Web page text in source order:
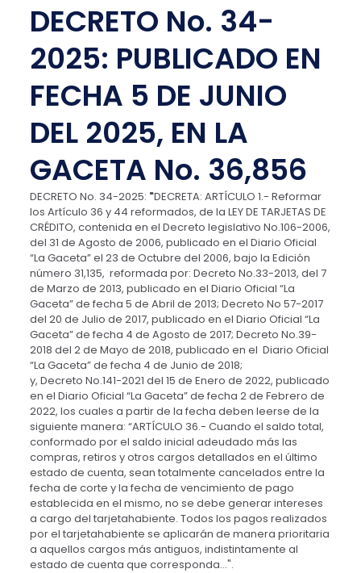
DECRETO No. 34-
2025: PUBLICADO EN
FECHA 5 DE JUNIO
DEL 2025, EN LA
GACETA No. 36,856
DECRETO No. 34-2025: "DECRETA: ARTÍCULO 1.- Reformar
los Artículo 36 y 44 reformados, de la LEY DE TARJETAS DE
CRÉDITO, contenida en el Decreto legislativo No.106-2006,
del 31 de Agosto de 2006, publicado en el Diario Oficial
“La Gaceta” el 23 de Octubre del 2006, bajo la Edición
número 31,135, reformada por: Decreto No.33-2013, del 7
de Marzo de 2013, publicado en el Diario Oficial “La
Gaceta” de fecha 5 de Abril de 2013; Decreto No 57-2017
del 20 de Julio de 2017, publicado en el Diario Oficial “La
Gaceta” de fecha 4 de Agosto de 2017; Decreto No.39-
2018 del 2 de Mayo de 2018, publicado en el Diario Oficial
“La Gaceta” de fecha 4 de Junio de 2018;
y, Decreto No.141-2021 del 15 de Enero de 2022, publicado
en el Diario Oficial “La Gaceta” de fecha 2 de Febrero de
2022, los cuales a partir de la fecha deben leerse de la
siguiente manera: “ARTÍCULO 36.- Cuando el saldo total,
conformado por el saldo inicial adeudado más las
compras, retiros y otros cargos detallados en el último
estado de cuenta, sean totalmente cancelados entre la
fecha de corte y la fecha de vencimiento de pago
establecida en el mismo, no se debe generar intereses
a cargo del tarjetahabiente. Todos los pagos realizados
por el tarjetahabiente se aplicarán de manera prioritaria
a aquellos cargos más antiguos, indistintamente al
estado de cuenta que corresponda...".